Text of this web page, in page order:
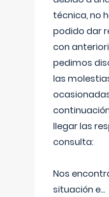
técnica, no
podido dar
con
pedimos
las
llegar las
consulta:
Nos
situación e...